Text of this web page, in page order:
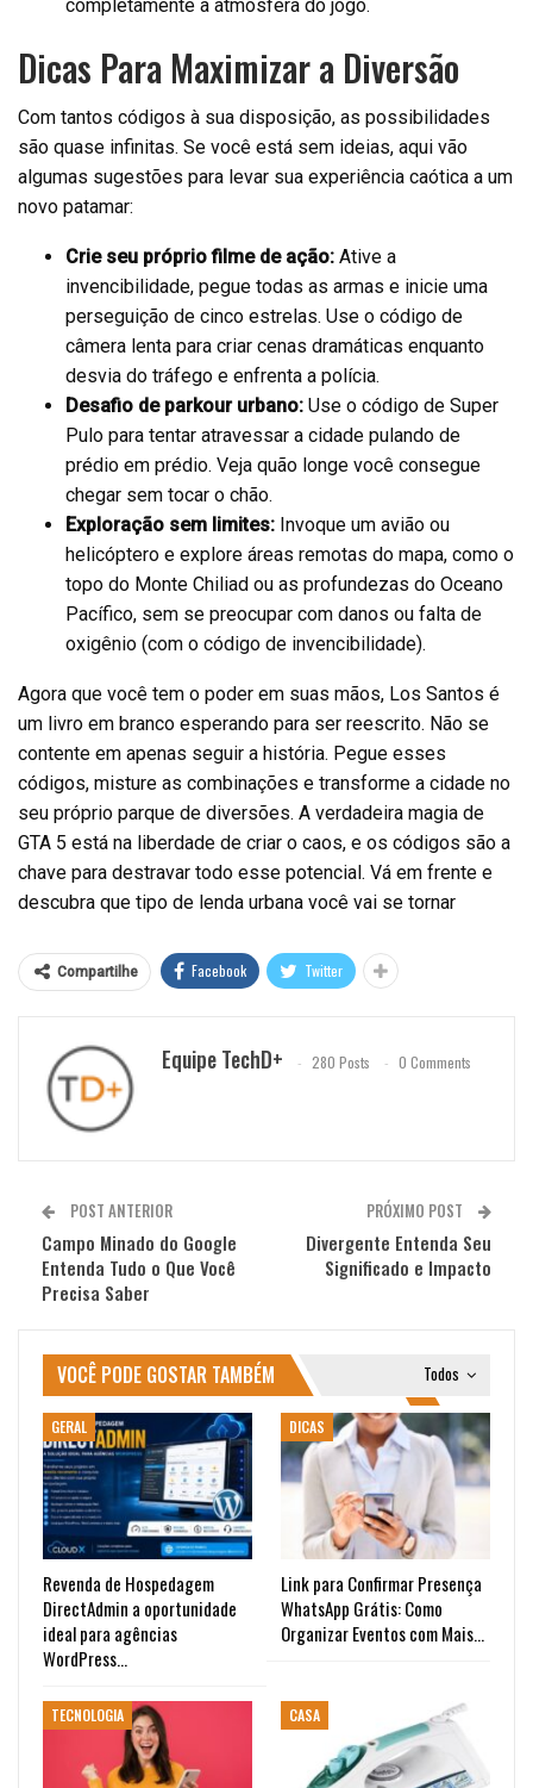
completamente a atmosfera do jogo.
Dicas Para Maximizar a Diversão
Com tantos códigos à sua disposição, as possibilidades
são quase infinitas. Se você está sem ideias, aqui vão
algumas sugestões para levar sua experiência caótica a um
novo patamar:
Crie seu próprio filme de ação: Ative a
invencibilidade, pegue todas as armas e inicie uma
perseguição de cinco estrelas. Use o código de
câmera lenta para criar cenas dramáticas enquanto
desvia do tráfego e enfrenta a polícia.
Desafio de parkour urbano: Use o código de Super
Pulo para tentar atravessar a cidade pulando de
prédio em prédio. Veja quão longe você consegue
chegar sem tocar o chão.
Exploração sem limites: Invoque um avião ou
helicóptero e explore áreas remotas do mapa, como o
topo do Monte Chiliad ou as profundezas do Oceano
Pacífico, sem se preocupar com danos ou falta de
oxigênio (com o código de invencibilidade).
Agora que você tem o poder em suas mãos, Los Santos é
um livro em branco esperando para ser reescrito. Não se
contente em apenas seguir a história. Pegue esses
códigos, misture as combinações e transforme a cidade no
seu próprio parque de diversões. A verdadeira magia de
GTA 5 está na liberdade de criar o caos, e os códigos são a
chave para destravar todo esse potencial. Vá em frente e
descubra que tipo de lenda urbana você vai se tornar
Compartilhe Facebook Twitter
Equipe TechD+ 280 Posts 0 Comments
POST ANTERIOR
Campo Minado do Google
Entenda Tudo o Que Você
Precisa Saber
PRÓXIMO POST
Divergente Entenda Seu
Significado e Impacto
Todos
VOCÊ PODE GOSTAR TAMBÉM
GERAL
Revenda de Hospedagem
DirectAdmin a oportunidade
ideal para agências
WordPress…
DICAS
Link para Confirmar Presença
WhatsApp Grátis: Como
Organizar Eventos com Mais…
TECNOLOGIA CASA